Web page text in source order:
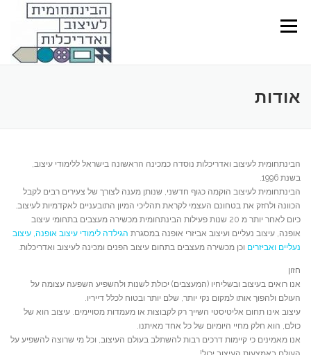
content
Menu
אודות
הבינתחומית לעיצוב ואדריכלות נוסדה כמכינה הראשונה בישראל ללימודי עיצוב,
בשנת 1996.
הבינתחומית לעיצוב הוקמה כגוף חדשני, שנותן מענה לצורך של צעירים רבים לקבל
הכוונה ולחזק את בטחונם העצמי לקראת תהליכי המיון התובעניים לאקדמיות לעיצוב.
כיום לאחר יותר מ 20 שנות פעילות הבינתחומית מכשירה מעצבים בתחומי עיצוב
אופנה, עיצוב נעליים ועיצוב אביזרי אופנה במסגרת הגילדה לימודי עיצוב אופנה, עיצוב
נעליים ואביזרים וכן מכשירה מעצבים בתחום עיצוב הפנים ומכינה לעיצוב ואדריכלות.
חזון
אנו רואים בעיצוב ובשליחיו (המעצבים) יכולת לשנות ולהשפיע השפעה עצומה על
העולם ולהפוך אותו למקום נקי יותר, שלם יותר ובטוח לכלל דייריו.
עיצוב אינו תחום אליטיסטי השייך רק לקבוצות או מעמדות מסויימים. עיצוב הוא של
כולם, הוא חלק מחיי היומיום של כל אחד מאיתנו.
אנו מאמינים כי קיימות דרכים רבות להשתלב בעולם העיצוב, וכל מי שרוצה להשפיע על